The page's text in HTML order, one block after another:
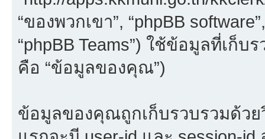
“ของพวกเขา”, “phpBB
“phpBB Teams”) ใช้ข้อมูลที่เก็
คือ “ข้อมูลของคุณ”)
ข้อมูลของคุณถูกเก็บรวบรวมด้ว